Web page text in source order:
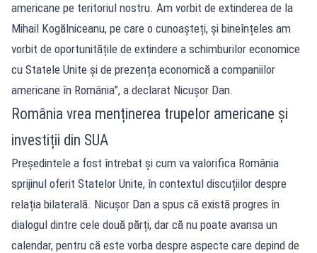
americane pe teritoriul nostru. Am vorbit de extinderea de la
Mihail Kogălniceanu, pe care o cunoașteți, și bineînțeles am
vorbit de oportunitățile de extindere a schimburilor economice
cu Statele Unite și de prezența economică a companiilor
americane în România”, a declarat Nicușor Dan.
România vrea menținerea trupelor americane și
investiții din SUA
Președintele a fost întrebat și cum va valorifica România
sprijinul oferit Statelor Unite, în contextul discuțiilor despre
relația bilaterală. Nicușor Dan a spus că există progres în
dialogul dintre cele două părți, dar că nu poate avansa un
calendar, pentru că este vorba despre aspecte care depind de